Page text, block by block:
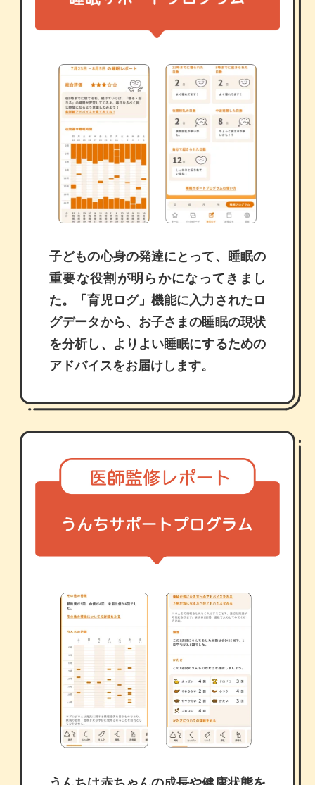
子どもの心身の発達にとって、睡眠の
重要な役割が明らかになってきまし
た。「育児ログ」機能に入力されたロ
グデータから、お子さまの睡眠の現状
を分析し、よりよい睡眠にするための
アドバイスをお届けします。